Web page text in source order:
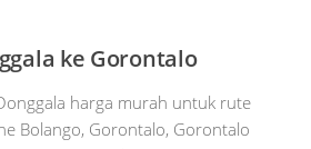
ke Gorontalo
harga murah untuk rute
Bolango, Gorontalo, Gorontalo